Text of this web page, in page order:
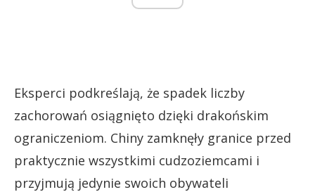
Eksperci podkreślają, że spadek liczby
zachorowań osiągnięto dzięki drakońskim
ograniczeniom. Chiny zamknęły granice przed
praktycznie wszystkimi cudzoziemcami i
przyjmują jedynie swoich obywateli